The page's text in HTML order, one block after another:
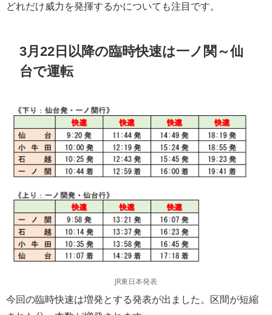
どれだけ威力を発揮するかについても注目です。
3月22日以降の臨時快速は一ノ関～仙
台で運転
JR東日本発表
今回の臨時快速は増発とする発表が出ました。区間が短縮